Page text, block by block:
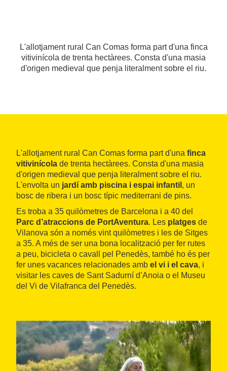
L'allotjament rural Can Comas forma part d'una finca
vitivinícola de trenta hectàrees. Consta d'una masia
d'origen medieval que penja literalment sobre el riu.
L'allotjament rural Can Comas forma part d'una finca
vitivinícola de trenta hectàrees. Consta d'una masia
d'origen medieval que penja literalment sobre el riu.
L'envolta un jardí amb piscina i espai infantil , un
bosc de ribera i un bosc típic mediterrani de pins.
Es troba a 35 quilòmetres de Barcelona i a 40 del
Parc d’atraccions de PortAventura. Les platges de
Vilanova són a només vint quilòmetres i les de Sitges
a 35. A més de ser una bona localització per fer rutes
a peu, bicicleta o cavall pel Penedès, també ho és per
fer unes vacances relacionades amb el vi i el cava, i
visitar les caves de Sant Sadurní d’Anoia o el Museu
del Vi de Vilafranca del Penedès.